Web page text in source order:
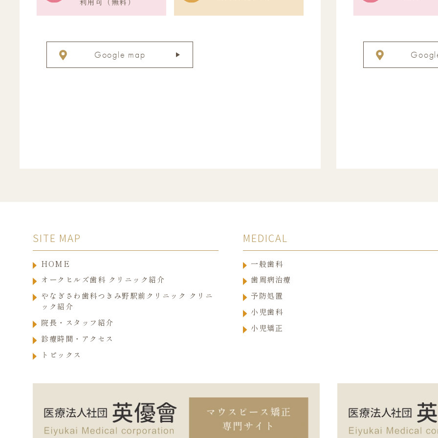
利用可（無料）
Google map
SITE MAP
HOME
オークヒルズ歯科 クリニック紹介
やなぎさわ歯科つきみ野駅前クリニック クリニ
ック紹介
院長・スタッフ紹介
診療時間・アクセス
トピックス
MEDICAL
一般歯科
歯周病治療
予防処置
小児歯科
小児矯正